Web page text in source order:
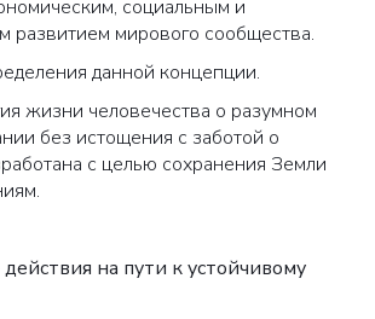
социальным и
развитием мирового сообщества.
данной концепции.
жизни человечества о разумном
без истощения с заботой о
с целью сохранения Земли
на пути к устойчивому